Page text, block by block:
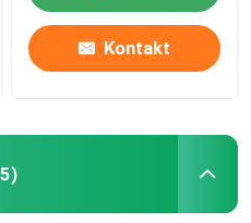
Kontakt